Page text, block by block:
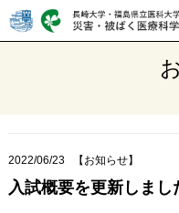
2022/06/23 【お知らせ】
入試概要を更新しまし